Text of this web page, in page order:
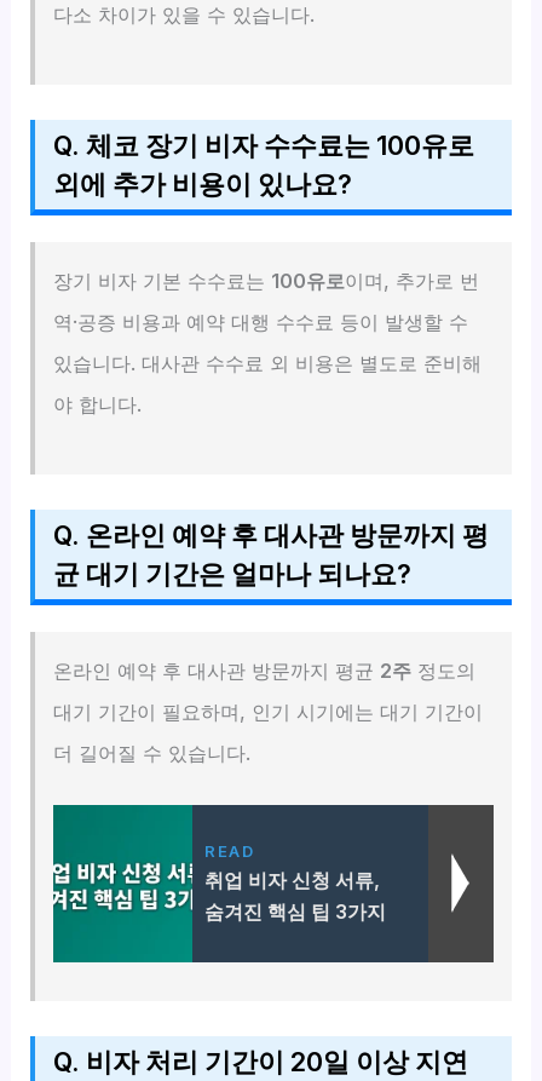
다소 차이가 있을 수 있습니다.
Q. 체코 장기 비자 수수료는 100유로
외에 추가 비용이 있나요?
장기 비자 기본 수수료는 100유로이며, 추가로 번
역·공증 비용과 예약 대행 수수료 등이 발생할 수
있습니다. 대사관 수수료 외 비용은 별도로 준비해
야 합니다.
Q. 온라인 예약 후 대사관 방문까지 평
균 대기 기간은 얼마나 되나요?
온라인 예약 후 대사관 방문까지 평균 2주 정도의
대기 기간이 필요하며, 인기 시기에는 대기 기간이
더 길어질 수 있습니다.
READ
취업 비자 신청 서류,
숨겨진 핵심 팁 3가지
Q. 비자 처리 기간이 20일 이상 지연